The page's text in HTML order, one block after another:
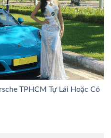
TPHCM Tự Lái Hoặc Có